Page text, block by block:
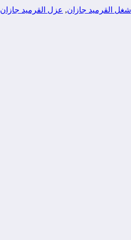
شغل القرميد جازان, عزل القرميد جازان